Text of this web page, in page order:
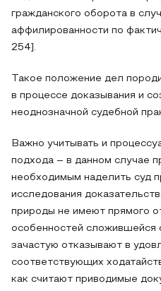
гражданского оборота в
аффилированности по
254].
Такое положение дел
в процессе доказывания и
неоднозначной судебной
Важно учитывать и
подхода – в данном случае
необходимым наделить суд
исследования
природы не имеют прямого
особенностей сложившейся
зачастую отказывают в
соответствующих
как считают приводимые